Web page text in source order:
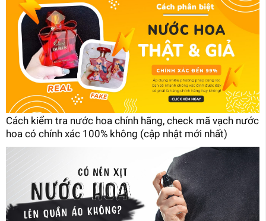
Cách kiểm tra nước hoa chính hãng, check mã vạch nước
hoa có chính xác 100% không (cập nhật mới nhất)